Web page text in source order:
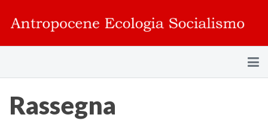
Rassegna